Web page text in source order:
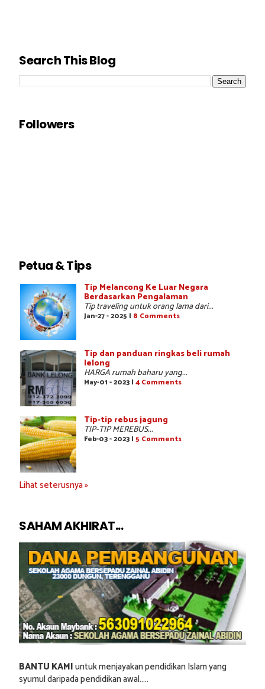
Search This Blog
Followers
Petua & Tips
Tip Melancong Ke Luar Negara
Berdasarkan Pengalaman
Tip traveling untuk orang lama dari...
Jan-27 - 2025 | 8 Comments
Tip dan panduan ringkas beli rumah
lelong
HARGA rumah baharu yang...
May-01 - 2023 | 4 Comments
Tip-tip rebus jagung
TIP-TIP MEREBUS...
Feb-03 - 2023 | 5 Comments
Lihat seterusnya »
SAHAM AKHIRAT...
BANTU KAMIuntuk menjayakan pendidikan Islam yang
syumul daripada pendidikan awal.....